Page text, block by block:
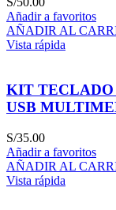
Añadir a favoritos
AÑADIR AL
Vista rápida
KIT TECLADO
USB
S/35.00
Añadir a favoritos
AÑADIR AL
Vista rápida